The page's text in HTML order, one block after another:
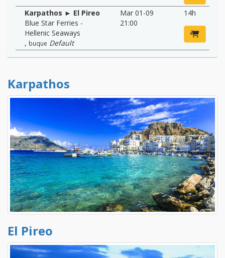
Karpathos ► El Pireo
Blue Star Ferries -
Hellenic Seaways
, buque Default
Mar 01-09
21:00
14h
Karpathos
El Pireo